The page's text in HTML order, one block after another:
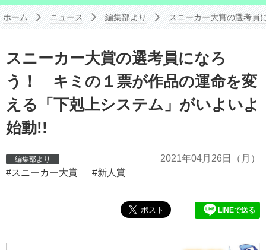
ホーム ニュース 編集部より スニーカー大賞の選考員
スニーカー大賞の選考員になろ
う！ キミの１票が作品の運命を変
える「下剋上システム」がいよいよ
始動!!
編集部より 2021年04月26日
（月）
スニーカー大賞
新人賞
LINEで送る